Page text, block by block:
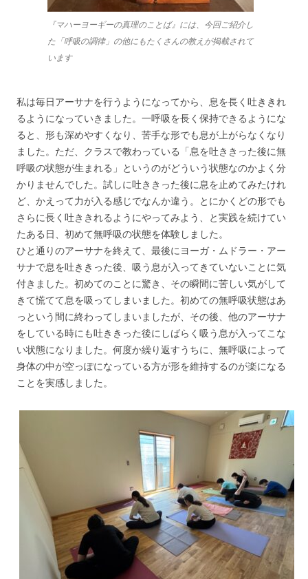
『マハーヨーギーの真理のことば』には、今回ご紹介し
た「呼吸の調律」の他にもたくさんの教えが掲載されて
います
私は毎日アーサナを行うようになってから、息を長く吐ききれ
るようになっていきました。一呼吸を長く保持できるようにな
ると、形も深めやすくなり、苦手な形でも息が上がらなくなり
ました。ただ、クラスで教わっている「息を吐ききった後に無
呼吸の状態が生まれる」というのがどういう状態なのかよく分
かりませんでした。試しに吐ききった後に息を止めてみたけれ
ど、かえって力が入る感じでなんか違う。とにかくどの形でも
さらに長く吐ききれるようにやってみよう、と実践を続けてい
たある日、初めて無呼吸の状態を体験しました。
ひと通りのアーサナを終えて、最後にヨーガ・ムドラー・アー
サナで息を吐ききった後、吸う息が入ってきていないことに気
付きました。初めてのことに驚き、その瞬間に苦しい気がして
きて慌てて息を吸ってしまいました。初めての無呼吸状態はあ
っという間に終わってしまいましたが、その後、他のアーサナ
をしている時にも吐ききった後にしばらく吸う息が入ってこな
い状態になりました。何度か繰り返すうちに、無呼吸によって
身体の中が空っぽになっている方が形を維持するのが楽になる
ことを実感しました。